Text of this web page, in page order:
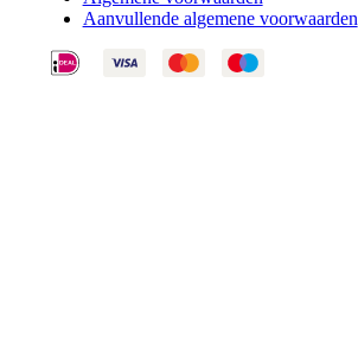
Aanvullende algemene voorwaarden